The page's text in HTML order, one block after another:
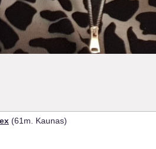
(61m. Kaunas)